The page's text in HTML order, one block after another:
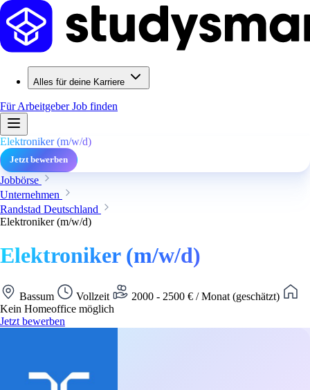
Alles für deine Karriere
Für ArbeitgeberJob finden
Elektroniker (m/w/d)
Jetzt bewerben
Jobbörse
Unternehmen
Randstad Deutschland
Elektroniker (m/w/d)
Elektroniker (m/w/d)
Bassum Vollzeit
2000 - 2500 € / Monat (geschätzt)
Kein Homeoffice möglich
Jetzt bewerben